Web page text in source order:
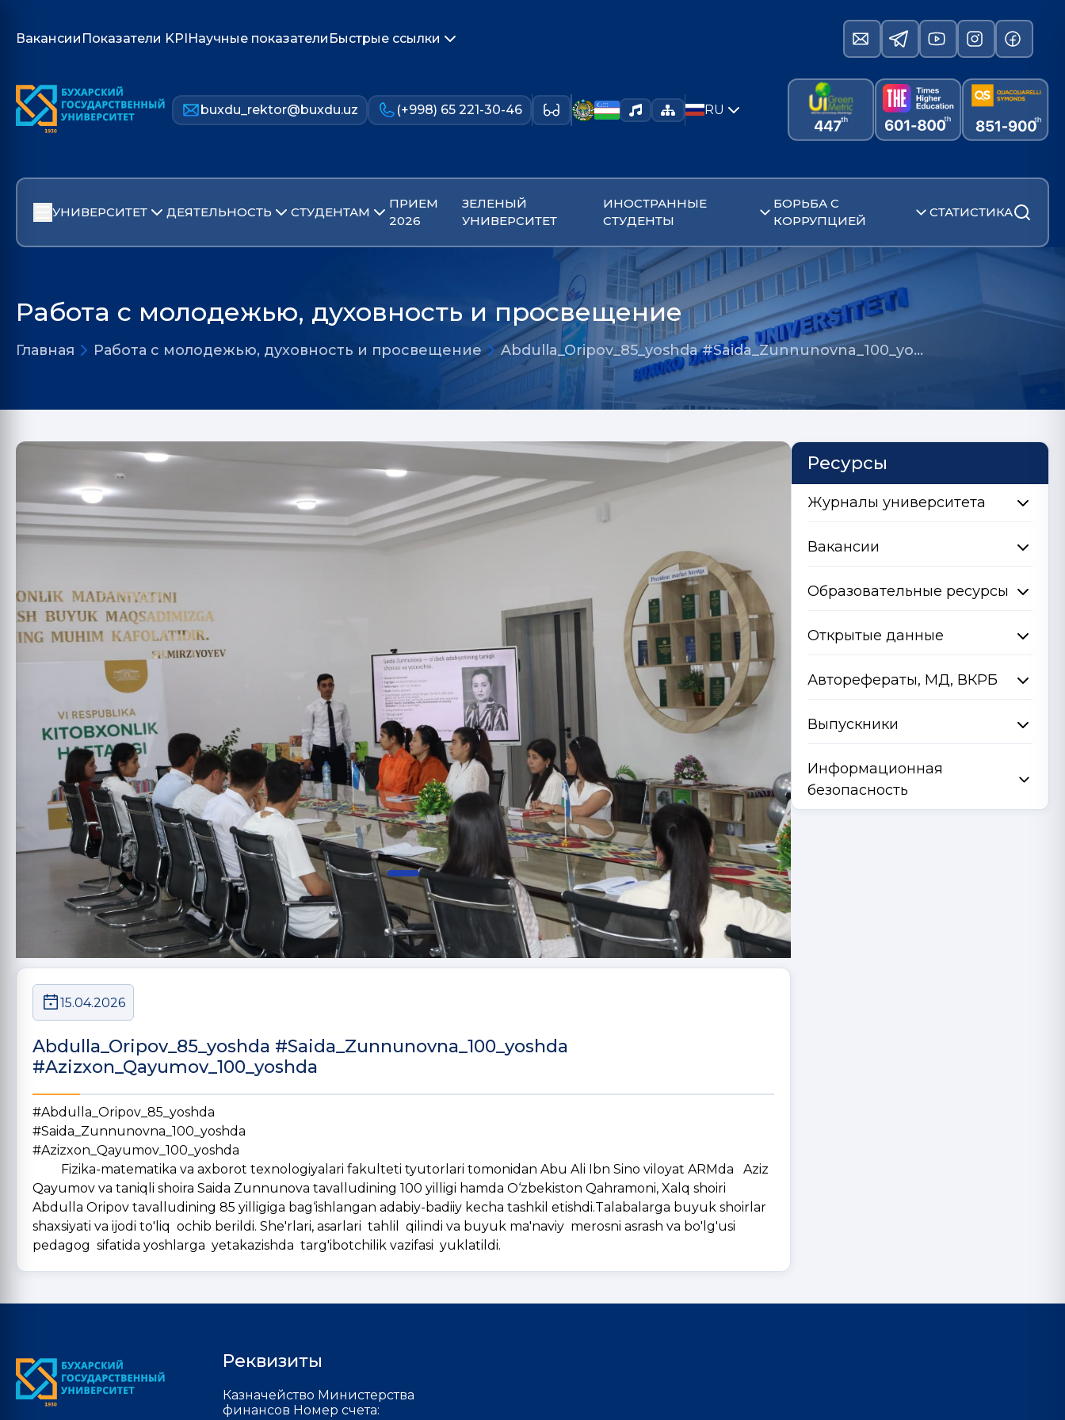
Вакансии Показатели KPIНаучные показатели Быстрые ссылки
buxdu_rektor@buxdu.uz (+998) 65 221-30-46 RU
УНИВЕРСИТЕТ ДЕЯТЕЛЬНОСТЬ СТУДЕНТАМ
ПРИЕМ
2026
ЗЕЛЕНЫЙ
УНИВЕРСИТЕТ
ИНОСТРАННЫЕ
СТУДЕНТЫ
БОРЬБА С
КОРРУПЦИЕЙ
СТАТИСТИКА
Работа с молодежью, духовность и просвещение
Главная Работа с молодежью, духовность и просвещение Abdulla_Oripov_85_yoshda #Saida_Zunnunovna_100_yo…
15.04.2026
Abdulla_Oripov_85_yoshda #Saida_Zunnunovna_100_yoshda
#Azizxon_Qayumov_100_yoshda
#Abdulla_Oripov_85_yoshda
#Saida_Zunnunovna_100_yoshda
#Azizxon_Qayumov_100_yoshda
Fizika-matematika va axborot texnologiyalari fakulteti tyutorlari tomonidan Abu Ali Ibn Sino viloyat ARMda Aziz
Qayumov va taniqli shoira Saida Zunnunova tavalludining 100 yilligi hamda O‘zbekiston Qahramoni, Xalq shoiri
Abdulla Oripov tavalludining 85 yilligiga bag‘ishlangan adabiy-badiiy kecha tashkil etishdi.Talabalarga buyuk shoirlar
shaxsiyati va ijodi to'liq ochib berildi. She'rlari, asarlari tahlil qilindi va buyuk ma'naviy merosni asrash va bo'lg'usi
pedagog sifatida yoshlarga yetakazishda targ'ibotchilik vazifasi yuklatildi.
Ресурсы
Журналы университета
Вакансии
Образовательные ресурсы
Открытые данные
Авторефераты, МД, ВКРБ
Выпускники
Информационная
безопасность
Реквизиты
Казначейство Министерства
финансов Номер счета: